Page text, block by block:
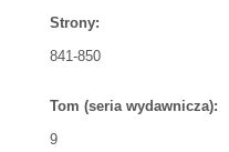
Strony:
841-850
Tom (seria wydawnicza):
9